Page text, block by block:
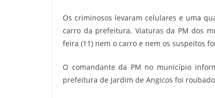
Os criminosos levaram celulares e uma
carro da prefeitura. Viaturas da PM dos
feira (11) nem o carro e nem os suspeitos
O comandante da PM no município
prefeitura de Jardim de Angicos foi